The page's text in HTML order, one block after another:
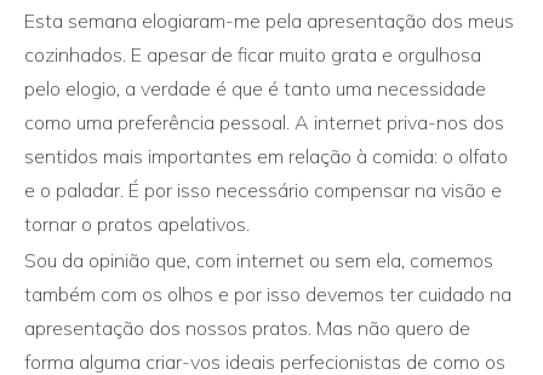
Esta semana elogiaram-me pela apresentação dos meus
cozinhados. E apesar de ficar muito grata e orgulhosa
pelo elogio, a verdade é que é tanto uma necessidade
como uma preferência pessoal. A internet priva-nos dos
sentidos mais importantes em relação à comida: o olfato
e o paladar. É por isso necessário compensar na visão e
tornar o pratos apelativos.
Sou da opinião que, com internet ou sem ela, comemos
também com os olhos e por isso devemos ter cuidado na
apresentação dos nossos pratos. Mas não quero de
forma alguma criar-vos ideais perfecionistas de como os